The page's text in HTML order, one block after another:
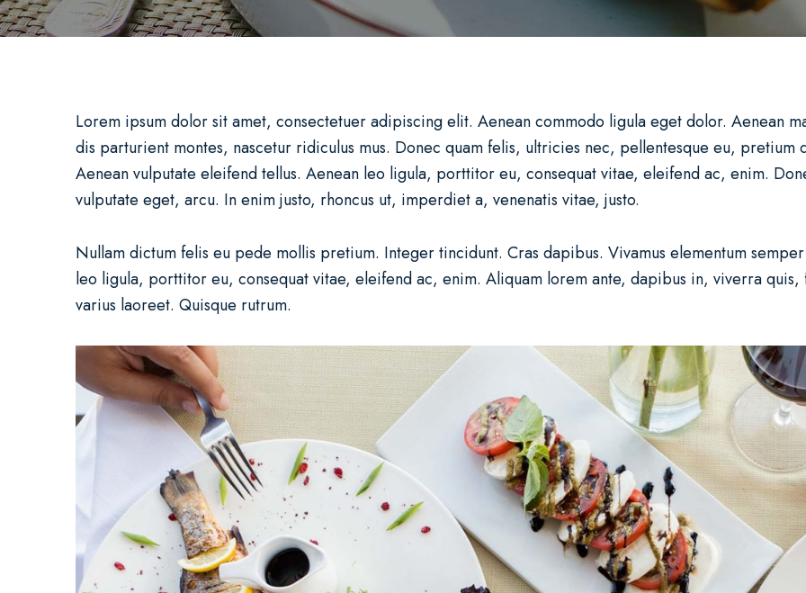
Lorem ipsum dolor sit amet, consectetuer adipiscing elit. Aenean commodo ligula eget dolor. Aenean
dis parturient montes, nascetur ridiculus mus. Donec quam felis, ultricies nec, pellentesque eu, pretium
Aenean vulputate eleifend tellus. Aenean leo ligula, porttitor eu, consequat vitae, eleifend ac, enim.
vulputate eget, arcu. In enim justo, rhoncus ut, imperdiet a, venenatis vitae, justo.
Nullam dictum felis eu pede mollis pretium. Integer tincidunt. Cras dapibus. Vivamus elementum
leo ligula, porttitor eu, consequat vitae, eleifend ac, enim. Aliquam lorem ante, dapibus in, viverra quis,
varius laoreet. Quisque rutrum.